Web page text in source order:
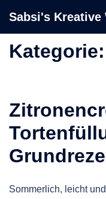
Inhalt
Sabsi's Kreative
Kategorie:
Sommerlich, leicht